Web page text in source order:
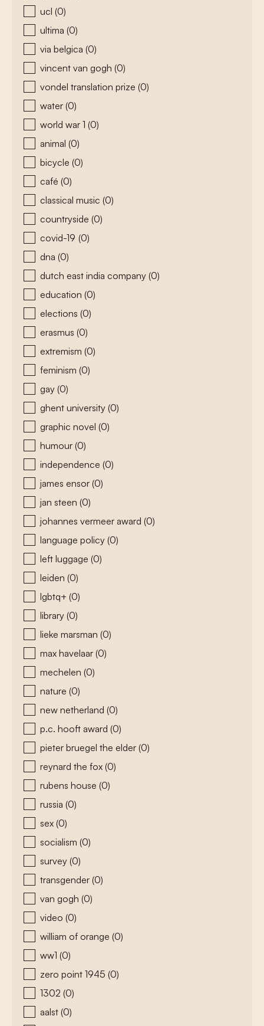
ucl (0)
ultima (0)
via belgica (0)
vincent van gogh (0)
vondel translation prize (0)
water (0)
world war 1 (0)
animal (0)
bicycle (0)
café (0)
classical music (0)
countryside (0)
covid-19 (0)
dna (0)
dutch east india company (0)
education (0)
elections (0)
erasmus (0)
extremism (0)
feminism (0)
gay (0)
ghent university (0)
graphic novel (0)
humour (0)
independence (0)
james ensor (0)
jan steen (0)
johannes vermeer award (0)
language policy (0)
left luggage (0)
leiden (0)
lgbtq+ (0)
library (0)
lieke marsman (0)
max havelaar (0)
mechelen (0)
nature (0)
new netherland (0)
p.c. hooft award (0)
pieter bruegel the elder (0)
reynard the fox (0)
rubens house (0)
russia (0)
sex (0)
socialism (0)
survey (0)
transgender (0)
van gogh (0)
video (0)
william of orange (0)
ww1 (0)
zero point 1945 (0)
1302 (0)
aalst (0)